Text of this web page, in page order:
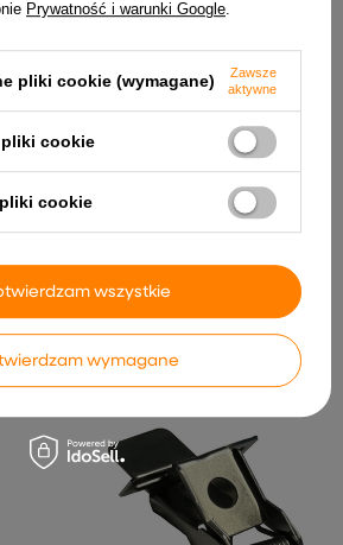
Zasilacz do taśm LED
24W (2 A), 100-240V
11,00 zł
Prywatność i warunki Google.
pliki cookie (wymagane)
Zawsze
aktywne
cookie
cookie
wymagane
wszystkie